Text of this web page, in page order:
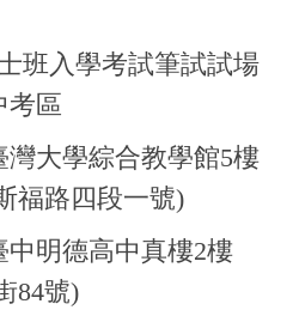
班入學考試筆試試場
考區
大學綜合教學館5樓
福路四段一號)
明德高中真樓2樓
84號)